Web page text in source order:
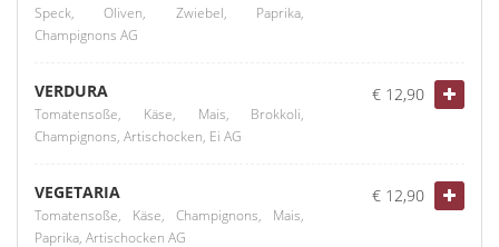
Speck, Oliven, Zwiebel, Paprika,
Champignons AG
VERDURA
Tomatensoße, Käse, Mais, Brokkoli,
Champignons, Artischocken, Ei AG
€ 12,90
VEGETARIA
Tomatensoße, Käse, Champignons, Mais,
Paprika, Artischocken AG
€ 12,90